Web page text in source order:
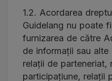
1.2. Acordarea
Guidelang nu poate
furnizarea de către
de informații sau
relații de parteneriat,
participațiune, relații